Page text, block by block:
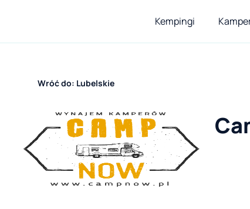
Kempingi
Wróć do: Lubelskie